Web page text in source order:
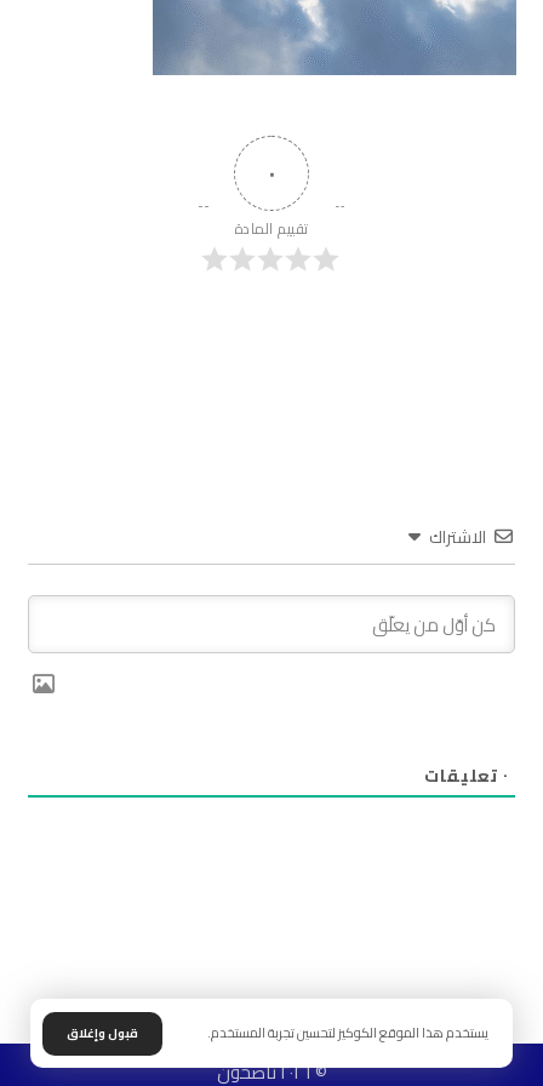
٠
تقييم المادة
الاشتراك
٠ تعليقات
© ٢٠٢٦ ناصحون
يستخدم هذا الموقع الكوكيز لتحسين تجربة المستخدم. قبول وإغلاق